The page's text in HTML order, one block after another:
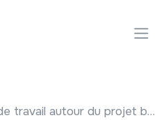
biomasse de Mont-Saint-Guibert 18/10 et 25/10